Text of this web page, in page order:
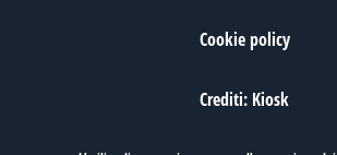
Cookie policy
Crediti: Kiosk